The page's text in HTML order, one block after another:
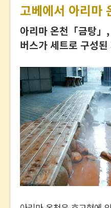
고베에서 아리마
아리마 온천「금탕」
버스가 세트로 구성